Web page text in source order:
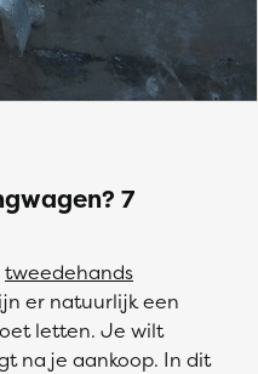
7
tweedehands
er natuurlijk een
letten. Je wilt
na je aankoop. In dit